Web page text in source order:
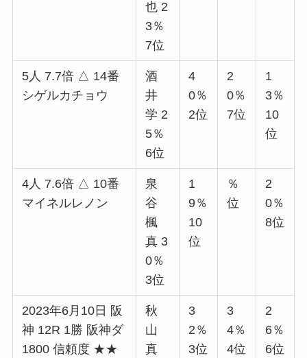
也 2
3％
7位
5人 7.7倍 △ 14番
シゲルカチョウ
酒
井
学 2
5％
6位
4
0％
2位
2
0％
7位
1
3％
10
位
4人 7.6倍 △ 10番
マイネルレノン
泉
谷
楓
真 3
0％
3位
1
9％
10
位
％
位
2
0％
8位
2023年6月10日 阪
神 12R 1勝 阪神ダ
1800 信頼度 ★★
秋
山
真
3
2％
3位
3
4％
4位
2
6％
6位